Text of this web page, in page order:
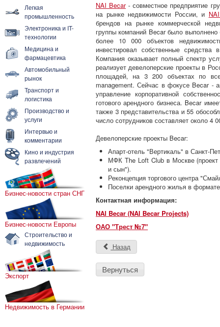
Легкая
промышленность
Электроника и IT-
технологии
Медицина и
фармацевтика
Автомобильный
рынок
Транспорт и
логистика
Производство и
услуги
Интервью и
комментарии
Кино и индустрия
развлечений
Бизнес-новости стран СНГ
Бизнес-новости Европы
Строительство и
недвижимость
Экспорт
Недвижимость в Германии
NAI Becar- совместное предприятие
на рынке недвижимости России, и
брендов на рынке коммерческой
группы компаний Becar было выполнено
более 10 000 объектов
инвестировал собственные средства
Компания оказывает полный спектр
реализует девелоперские проекты в
площадей, на 3 200 объектах по
management. Сейчас в фокусе Becar -
управление корпоративной
готового арендного бизнеса. Becar
также 3 представительства и 55
число сотрудников составляет около 4
Девелоперские проекты Becar:
Апарт-отель "Вертикаль" в Санкт-
МФК The Loft Club в Москве
и сын").
Реконцепция торгового центра
Поселки арендного жилья в
Контактная информация:
NAI Becar (NAI Becar Projects)
ОАО "Трест №7"
Назад
Вернуться